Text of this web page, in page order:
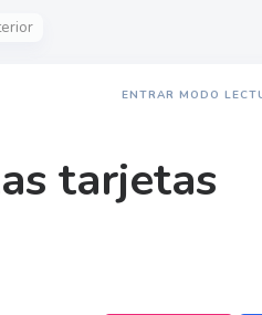
ENTRAR MODO
tarjetas